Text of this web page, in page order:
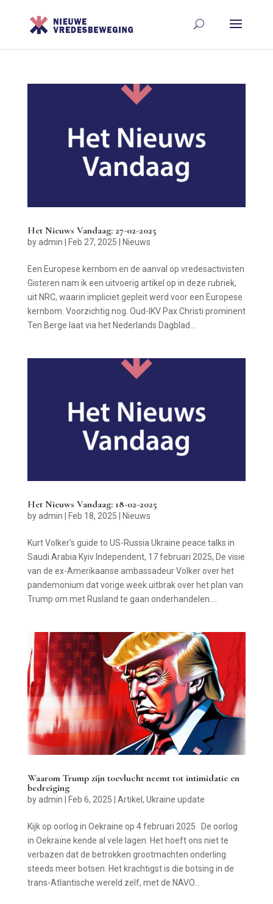
Het Nieuws Vandaag: 27-02-2025
byadmin | Feb 27, 2025 | Nieuws
Een Europese kernbom en de aanval op vredesactivisten
Gisteren nam ik een uitvoerig artikel op in deze rubriek,
uit NRC, waarin impliciet gepleit werd voor een Europese
kernbom. Voorzichtig nog. Oud-IKV Pax Christi prominent
Ten Berge laat via het Nederlands Dagblad...
Het Nieuws Vandaag: 18-02-2025
byadmin Feb 18, 2025 Nieuws
Kurt Volker’s guide to US-Russia Ukraine peace talks in
Saudi Arabia Kyiv Independent, 17 februari 2025, De visie
van de ex-Amerikaanse ambassadeur Volker over het
pandemonium dat vorige week uitbrak over het plan van
Trump om met Rusland te gaan onderhandelen....
Waarom Trump zijn toevlucht neemt tot intimidatie en
bedreiging
byadmin Feb 6, 2025 Artikel , Ukraine update
Kijk op oorlog in Oekraine op 4 februari 2025 De oorlog
in Oekraïne kende al vele lagen. Het hoeft ons niet te
verbazen dat de betrokken grootmachten onderling
steeds meer botsen. Het krachtigst is die botsing in de
trans-Atlantische wereld zelf, met de NAVO...